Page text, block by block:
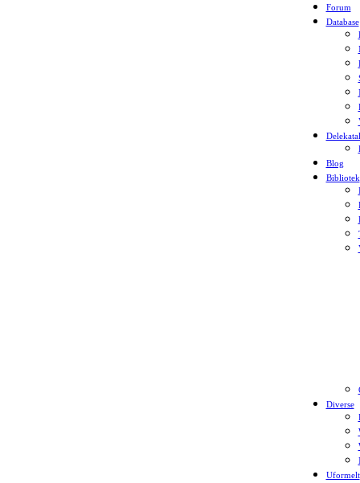
Forum
Database
Blog
Bibliotek
Diverse
Uformelt